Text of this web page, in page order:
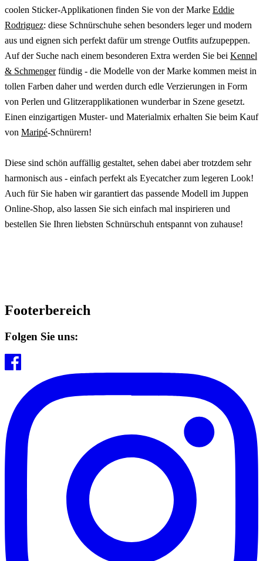
coolen Sticker-Applikationen finden Sie von der Marke Eddie
Rodriguez: diese Schnürschuhe sehen besonders leger und modern
aus und eignen sich perfekt dafür um strenge Outfits aufzupeppen.
Auf der Suche nach einem besonderen Extra werden Sie bei Kennel
& Schmengerfündig - die Modelle von der Marke kommen meist in
tollen Farben daher und werden durch edle Verzierungen in Form
von Perlen und Glitzerapplikationen wunderbar in Szene gesetzt.
Einen einzigartigen Muster- und Materialmix erhalten Sie beim Kauf
von Maripé-Schnürern!
Diese sind schön auffällig gestaltet, sehen dabei aber trotzdem sehr
harmonisch aus - einfach perfekt als Eyecatcher zum legeren Look!
Auch für Sie haben wir garantiert das passende Modell im Juppen
Online-Shop, also lassen Sie sich einfach mal inspirieren und
bestellen Sie Ihren liebsten Schnürschuh entspannt von zuhause!
Footerbereich
Folgen Sie uns: